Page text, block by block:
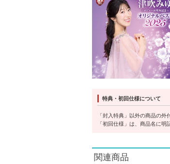
特典・初回仕様について
「封入特典」以外の商品の
「初回仕様」は、商品名に
関連商品